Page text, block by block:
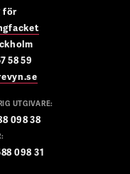
för
58 59
UTGIVARE:
098 38
098 31